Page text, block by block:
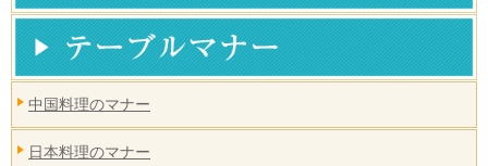
中国料理のマナー
日本料理のマナー